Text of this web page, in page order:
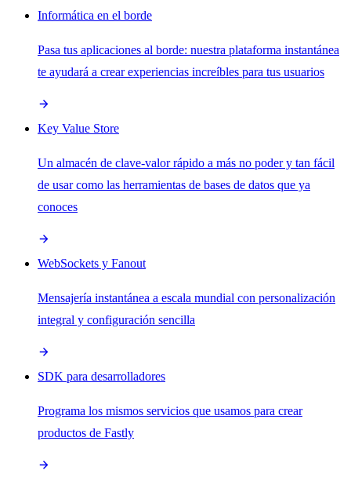
Informática en el borde
Pasa tus aplicaciones al borde: nuestra plataforma instantánea
te ayudará a crear experiencias increíbles para tus usuarios
Key Value Store
Un almacén de clave-valor rápido a más no poder y tan fácil
de usar como las herramientas de bases de datos que ya
conoces
WebSockets y Fanout
Mensajería instantánea a escala mundial con personalización
integral y configuración sencilla
SDK para desarrolladores
Programa los mismos servicios que usamos para crear
productos de Fastly